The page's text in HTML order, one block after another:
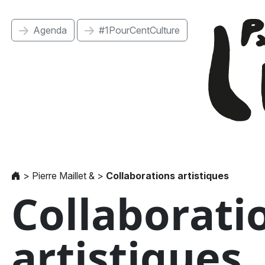
Agenda #1PourCentCulture
> Pierre Maillet & > Collaborations artistiques